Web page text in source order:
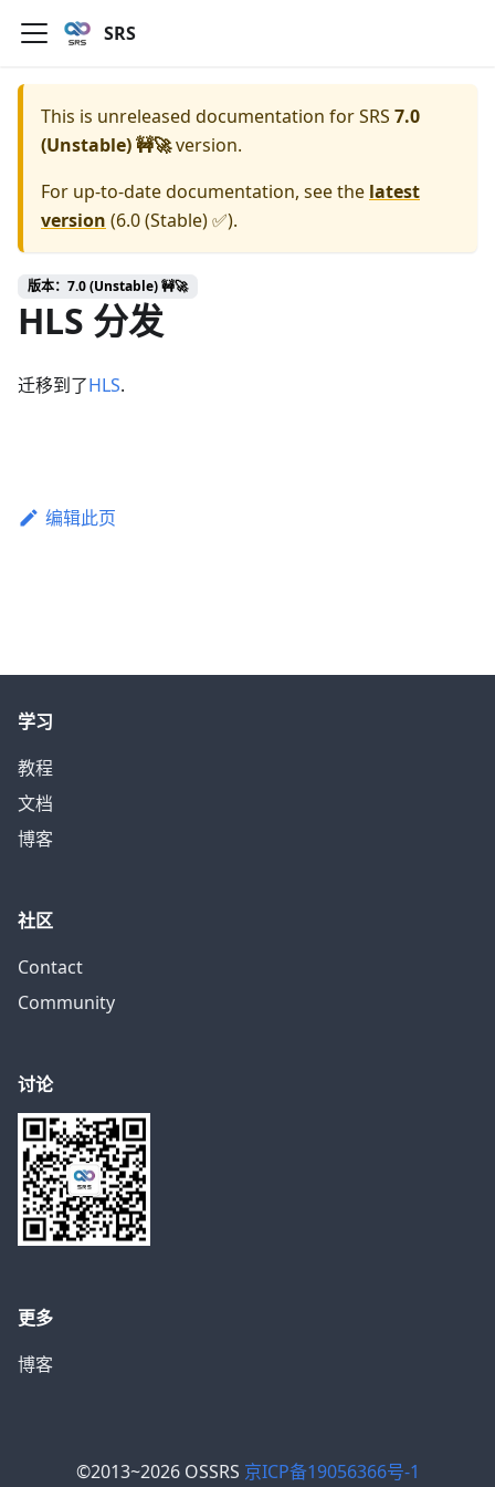
SRS
This is unreleased documentation forSRS 7.0
(Unstable) 🚧🚀version.
For up-to-date documentation, see the latest
version (6.0 (Stable) ✅).
版本：7.0 (Unstable) 🚧🚀
HLS 分发
迁移到了HLS.
编辑此页
学习
教程
文档
博客
社区
Contact
Community
讨论
更多
博客
©2013~2026 OSSRS 京ICP备19056366号-1